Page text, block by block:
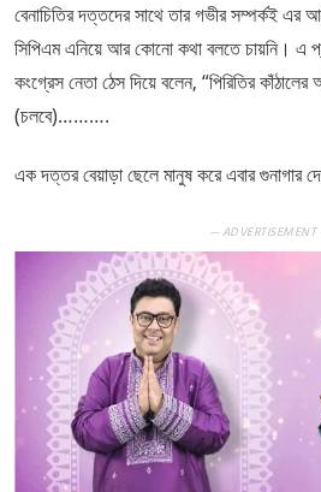
বেনাচিতির দত্তদের সাথে তার গভীর সম্পর্কই এর
সিপিএম এনিয়ে আর কোনো কথা বলতে চায়নি। এ
কংগ্রেস নেতা ঠেস দিয়ে বলেন, “পিরিতির
(চলবে)……….
এক দত্তর বেয়াড়া ছেলে মানুষ করে এবার গুনাগার
—